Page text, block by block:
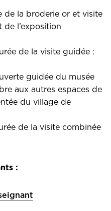
de la broderie or et visite
l’exposition
de la visite guidée :
guidée du musée
aux autres espaces de
du village de
de la visite combinée
: